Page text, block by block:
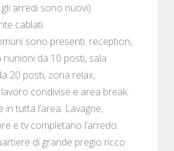
arredi sono nuovi).
cablati.
sono presenti: reception,
riunioni da 10 posti, sala
20 posti, zona relax,
condivise e area break.
in tutta l’area. Lavagne,
e tv completano l’arredo.
di grande pregio ricco